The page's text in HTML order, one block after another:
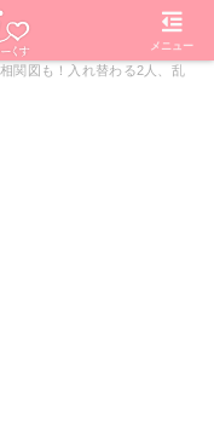
てみた♡
【2人の
関図も！入れ替わる2人、乱
メニュー